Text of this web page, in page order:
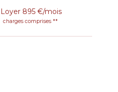
Loyer 895 €/mois
charges comprises **